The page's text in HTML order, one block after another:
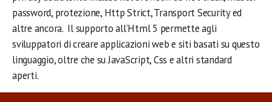
password, protezione, Http Strict, Transport Security ed
altre ancora. Il supporto all’Html 5 permette agli
sviluppatori di creare applicazioni web e siti basati su questo
linguaggio, oltre che su JavaScript, Css e altri standard
aperti.